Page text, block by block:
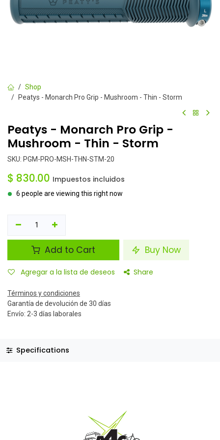
Shop
Peatys - Monarch Pro Grip - Mushroom - Thin - Storm
Peatys - Monarch Pro Grip -
Mushroom - Thin - Storm
SKU: PGM-PRO-MSH-THN-STM-20
$ 830.00 Impuestos incluidos
6 people are viewing this right now
Add to Cart Buy Now
Agregar a la lista de deseos Share
Términos y condiciones
Garantía de devolución de 30 días
Envío: 2-3 días laborales
Specifications